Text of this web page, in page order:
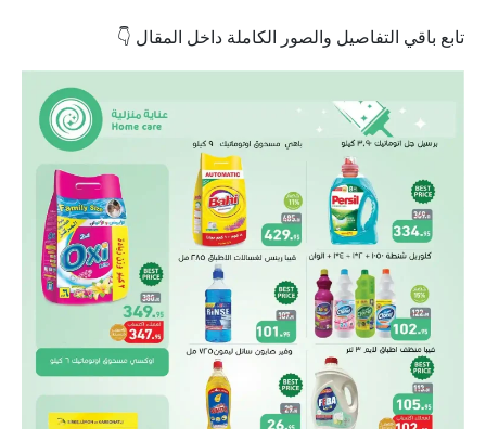
تابع باقي التفاصيل والصور الكاملة داخل المقال 👇